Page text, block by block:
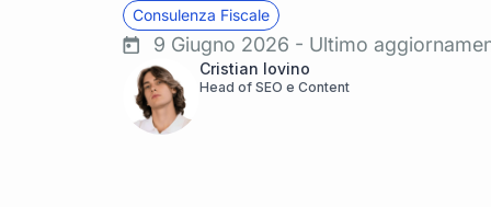
Consulenza Fiscale
9 Giugno 2026 - Ultimo
Cristian Iovino
Head of SEO e Content